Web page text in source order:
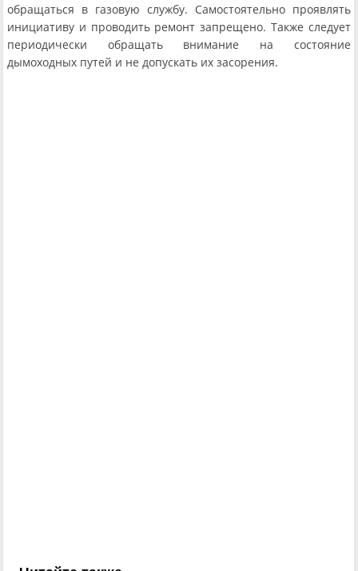
обращаться в газовую службу. Самостоятельно проявлять
инициативу и проводить ремонт запрещено. Также следует
периодически обращать внимание на состояние
дымоходных путей и не допускать их засорения.